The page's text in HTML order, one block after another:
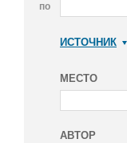
по
ИСТОЧНИК
МЕСТО
АВТОР